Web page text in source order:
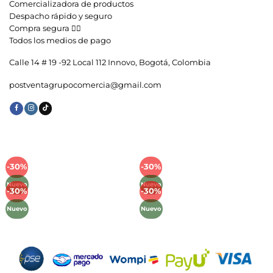
Comercializadora de productos
Despacho rápido y seguro
Compra segura 👇🏼
Todos los medios de pago
Calle 14 # 19 -92 Local 112 Innovo, Bogotá, Colombia
postventagrupocomercia@gmail.com
-30%
Nuevo
-30%
Nuevo
-30%
Nuevo
-30%
Nuevo